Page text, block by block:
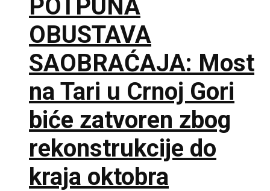
POTPUNA
OBUSTAVA
SAOBRAĆAJA: Most
na Tari u Crnoj Gori
biće zatvoren zbog
rekonstrukcije do
kraja oktobra